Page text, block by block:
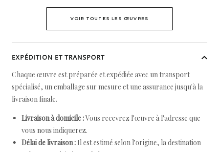
VOIR TOUTES LES ŒUVRES
EXPÉDITION ET TRANSPORT
Chaque œuvre est préparée et expédiée avec un transport
spécialisé, un emballage sur mesure et une assurance jusqu'à la
livraison finale.
Livraison à domicile :Vous recevrez l'œuvre à l'adresse que
vous nous indiquerez.
Délai de livraison : Il est estimé selon l'origine, la destination